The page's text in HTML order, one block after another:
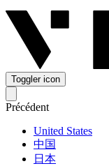
Toggler icon
Précédent
United States
中国
日本